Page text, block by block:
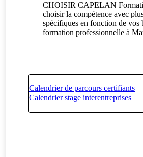
CHOISIR CAPELAN
choisir la compétence avec
spécifiques en fonction de
formation professionnelle à
Calendrier de parcours certifiants
Calendrier stage interentreprises